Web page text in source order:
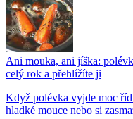
Ani mouka, ani jíška:
celý rok a přehlížíte ji
Když polévka vyjde moc
hladké mouce nebo si